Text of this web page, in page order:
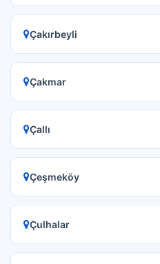
Çakırbeyli
Çakmar
Çallı
Çeşmeköy
Çulhalar